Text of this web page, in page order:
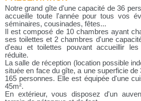
Notre grand gîte d'une capacité de 36
accueille toute l'année pour tous vos
séminaires, cousinades, fêtes...
Il est composé de 10 chambres ayant
ses toilettes et 2 chambres d'une
d'eau et toilettes pouvant accueillir
réduite.
La salle de réception (location possible
située en face du gîte, a une superficie de
165 personnes. Elle est équipée d'une
45m².
En extérieur, vous disposez d'un